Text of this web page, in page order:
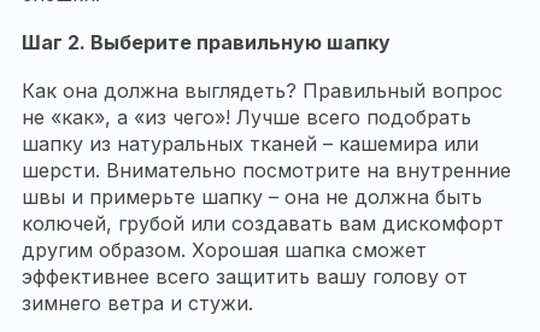
Шаг 2. Выберите правильную шапку
Как она должна выглядеть? Правильный вопрос
не «как», а «из чего»! Лучше всего подобрать
шапку из натуральных тканей – кашемира или
шерсти. Внимательно посмотрите на внутренние
швы и примерьте шапку – она не должна быть
колючей, грубой или создавать вам дискомфорт
другим образом. Хорошая шапка сможет
эффективнее всего защитить вашу голову от
зимнего ветра и стужи.